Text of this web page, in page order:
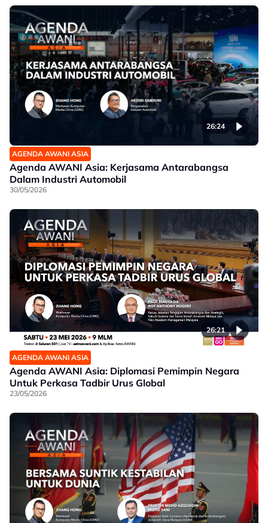
26:24
AGENDA AWANI ASIA
Agenda AWANI Asia: Kerjasama Antarabangsa
Dalam Industri Automobil
30/05/2026
26:21
AGENDA AWANI ASIA
Agenda AWANI Asia: Diplomasi Pemimpin Negara
Untuk Perkasa Tadbir Urus Global
23/05/2026